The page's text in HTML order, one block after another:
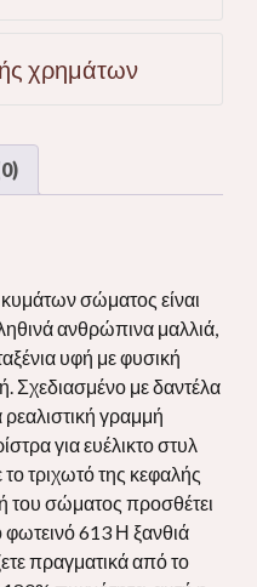
χρημάτων
σώματος είναι
ανθρώπινα μαλλιά,
υφή με φυσική
Σχεδιασμένο με δαντέλα
γραμμή
για ευέλικτο στυλ
τριχωτό της κεφαλής
του σώματος προσθέτει
φωτεινό 613 Η ξανθιά
πραγματικά από το